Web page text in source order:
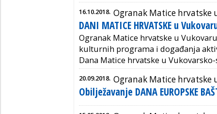
16.10.2018. Ogranak Matice hrvatske
DANI MATICE HRVATSKE u
Ogranak Matice hrvatske u
kulturnih programa i događanja
Dana Matice hrvatske u
20.09.2018. Ogranak Matice hrvatske
Obilježavanje DANA EUROPSKE